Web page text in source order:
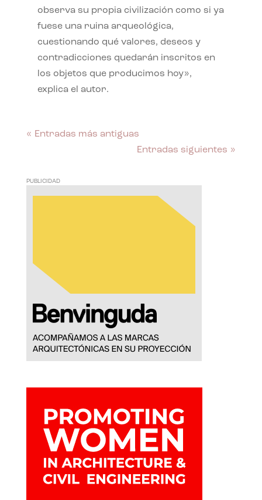
observa su propia civilización como si ya
fuese una ruina arqueológica,
cuestionando qué valores, deseos y
contradicciones quedarán inscritos en
los objetos que producimos hoy»,
explica el autor.
« Entradas más antiguas
Entradas siguientes »
PUBLICIDAD